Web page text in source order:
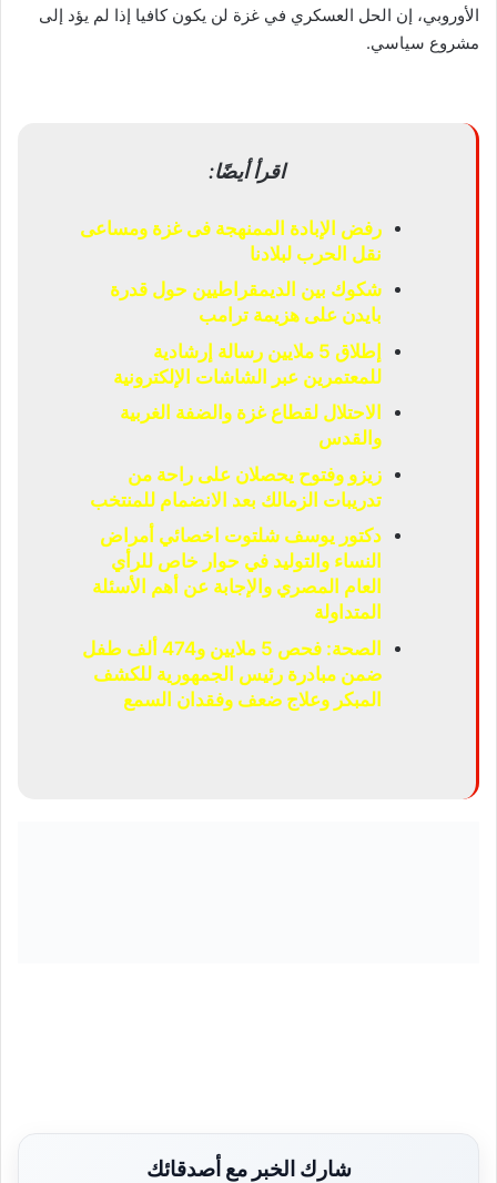
الأوروبي، إن الحل العسكري في غزة لن يكون كافيا إذا لم يؤد إلى
مشروع سياسي.
اقرأ أيضًا:
رفض الإبادة الممنهجة فى غزة ومساعى
نقل الحرب لبلادنا
شكوك بين الديمقراطيين حول قدرة
بايدن على هزيمة ترامب
إطلاق 5 ملايين رسالة إرشادية
للمعتمرين عبر الشاشات الإلكترونية
الاحتلال لقطاع غزة والضفة الغربية
والقدس
زيزو وفتوح يحصلان على راحة من
تدريبات الزمالك بعد الانضمام للمنتخب
دكتور يوسف شلتوت اخصائي أمراض
النساء والتوليد في حوار خاص للرأي
العام المصري والإجابة عن أهم الأسئلة
المتداولة
الصحة: فحص 5 ملايين و474 ألف طفل
ضمن مبادرة رئيس الجمهورية للكشف
المبكر وعلاج ضعف وفقدان السمع
شارك الخبر مع أصدقائك